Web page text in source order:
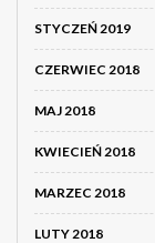
STYCZEŃ 2019
CZERWIEC 2018
MAJ 2018
KWIECIEŃ 2018
MARZEC 2018
LUTY 2018